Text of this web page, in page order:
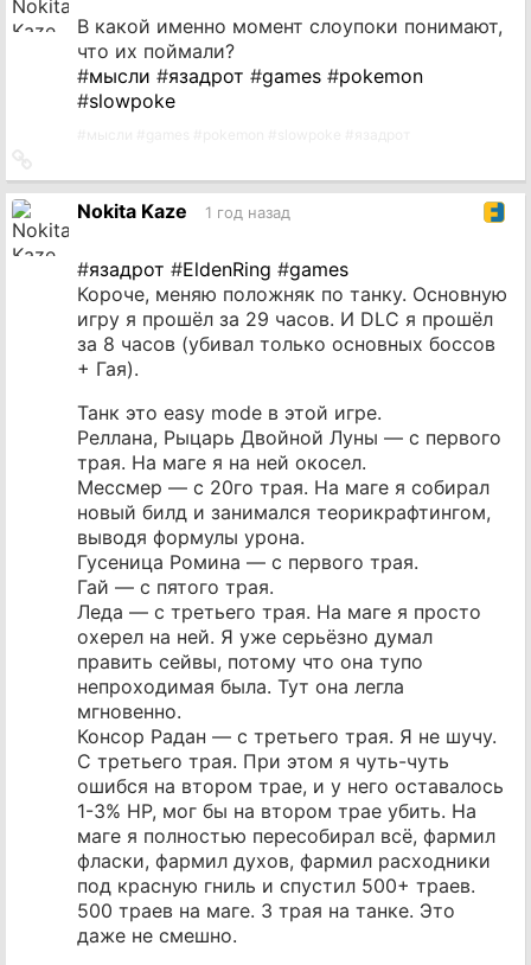
В какой именно момент слоупоки понимают,
что их поймали?
#мысли #язадрот #games #pokemon
#slowpoke
на
источникNokita Kaze 1 год назад
#язадрот #EldenRing #games
Короче, меняю положняк по танку. Основную
игру я прошёл за 29 часов. И DLC я прошёл
за 8 часов (убивал только основных боссов
+ Гая).
Танк это easy mode в этой игре.
Реллана, Рыцарь Двойной Луны — с первого
трая. На маге я на ней окосел.
Мессмер — с 20го трая. На маге я собирал
новый билд и занимался теорикрафтингом,
выводя формулы урона.
Гусеница Ромина — с первого трая.
Гай — с пятого трая.
Леда — с третьего трая. На маге я просто
охерел на ней. Я уже серьёзно думал
править сейвы, потому что она тупо
непроходимая была. Тут она легла
мгновенно.
Консор Радан — с третьего трая. Я не шучу.
С третьего трая. При этом я чуть-чуть
ошибся на втором трае, и у него оставалось
1-3% HP, мог бы на втором трае убить. На
маге я полностью пересобирал всё, фармил
фласки, фармил духов, фармил расходники
под красную гниль и спустил 500+ траев.
500 траев на маге. 3 трая на танке. Это
даже не смешно.